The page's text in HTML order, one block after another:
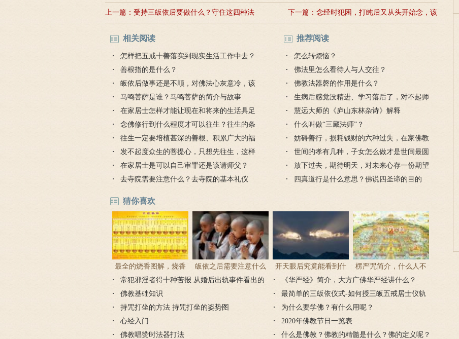
上一篇： 受持三皈依后要做什么？守住这四种法 下一篇： 念经时犯困，打盹后又从头开始念，该
相关阅读
怎样把五戒十善落实到现实生活工作中去？
善根指的是什么？
皈依后做事还是不顺，对佛法心灰意冷，该
怎么办？
马鸣菩萨是谁？马鸣菩萨的简介与故事
在家居士怎样才能让现在和将来的生活具足
幸福安乐？
念佛修行到什么程度才可以往生？往生的条
件是什么？
往生一定要培植甚深的善根、积累广大的福
德吗？
发不起度众生的菩提心，只想先往生，这样
能往生吗？
在家居士是可以自己审罪还是该请师父？
去寺院需要注意什么？去寺院的基本礼仪
推荐阅读
怎么转烦恼？
佛法里怎么看待人与人交往？
佛教法器磬的作用是什么？
生病后感觉没精进、学习落后了，对不起师
父怎么看？
慧远大师的《庐山东林杂诗》解释
什么叫做“三藏法师”？
妨碍善行，损耗钱财的六种过失，在家佛教
徒要防范
世间的孝有几种，子女怎么做才是世间最圆
满的孝道？
放下过去，期待明天，对未来心存一份期望
四真道行是什么意思？佛说四圣谛的目的
猜你喜欢
最全的烧香图解，烧香
有何含义与讲究？
皈依之后需要注意什么
吗 皈依佛门后的注意事
开天眼后究竟能看到什
么？
楞严咒简介，什么人不
能念楞严咒？
常犯邪淫者得十种苦报 从婚后出轨事件看出的
因果报应
《华严经》简介，大方广佛华严经讲什么？
佛教基础知识
最简单的三皈依仪式-如何授三皈五戒居士仪轨
持咒打坐的方法 持咒打坐的姿势图
为什么要学佛？有什么用呢？
心经入门
2020年佛教节日一览表
佛教唱赞时法器打法
什么是佛教？佛教的精髓是什么？佛的定义呢？